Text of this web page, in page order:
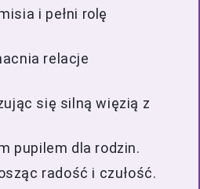
i pełni rolę
relacje
się silną więzią z
pupilem dla rodzin.
radość i czułość.